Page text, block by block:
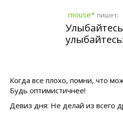
mouse* пишет:
Когда все плохо, помни, что
Будь оптимистичнее!
Девиз дня: Не делай из всего